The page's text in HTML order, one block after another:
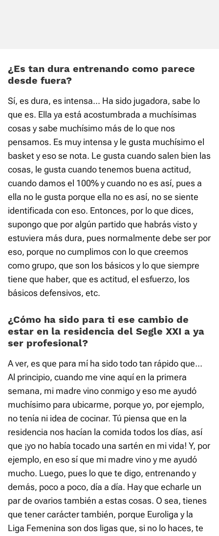
¿Es tan dura entrenando como parece
desde fuera?
Sí, es dura, es intensa... Ha sido jugadora, sabe lo
que es. Ella ya está acostumbrada a muchísimas
cosas y sabe muchísimo más de lo que nos
pensamos. Es muy intensa y le gusta muchísimo el
basket y eso se nota. Le gusta cuando salen bien las
cosas, le gusta cuando tenemos buena actitud,
cuando damos el 100% y cuando no es así, pues a
ella no le gusta porque ella no es así, no se siente
identificada con eso. Entonces, por lo que dices,
supongo que por algún partido que habrás visto y
estuviera más dura, pues normalmente debe ser por
eso, porque no cumplimos con lo que creemos
como grupo, que son los básicos y lo que siempre
tiene que haber, que es actitud, el esfuerzo, los
básicos defensivos, etc.
¿Cómo ha sido para ti ese cambio de
estar en la residencia del Segle XXI a ya
ser profesional?
A ver, es que para mí ha sido todo tan rápido que...
Al principio, cuando me vine aquí en la primera
semana, mi madre vino conmigo y eso me ayudó
muchísimo para ubicarme, porque yo, por ejemplo,
no tenía ni idea de cocinar. Tú piensa que en la
residencia nos hacían la comida todos los días, así
que ¡yo no había tocado una sartén en mi vida! Y, por
ejemplo, en eso sí que mi madre vino y me ayudó
mucho. Luego, pues lo que te digo, entrenando y
demás, poco a poco, día a día. Hay que echarle un
par de ovarios también a estas cosas. O sea, tienes
que tener carácter también, porque Euroliga y la
Liga Femenina son dos ligas que, si no lo haces, te